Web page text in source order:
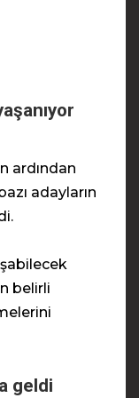
ardından
adayların
belirli
geldi